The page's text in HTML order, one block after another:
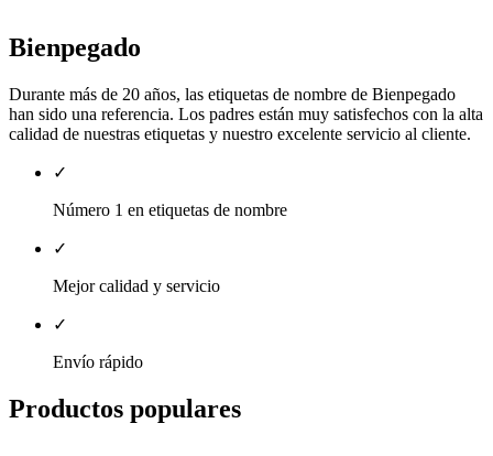
Bienpegado
Durante más de 20 años, las etiquetas de nombre de Bienpegado
han sido una referencia. Los padres están muy satisfechos con la alta
calidad de nuestras etiquetas y nuestro excelente servicio al cliente.
✓
Número 1 en etiquetas de nombre
✓
Mejor calidad y servicio
✓
Envío rápido
Productos populares